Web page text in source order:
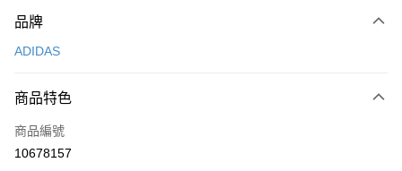
台灣樂天信用卡公司
【關於「AFTEE先享後付」】
便利好安心！
３．安心：先確認商品／服務後，再付款。
【「AFTEE先享後付」結帳流程】
１．於結帳方式選擇「AFTEE先享後付」後，將跳轉至「AFTEE先享後付」
運送方式
每筆NT$100，滿NT$1,500(含以上)免運費
宅配
每筆NT$100，滿NT$1,500(含以上)免運費
品牌
ADIDAS
商品特色
商品編號
10678157